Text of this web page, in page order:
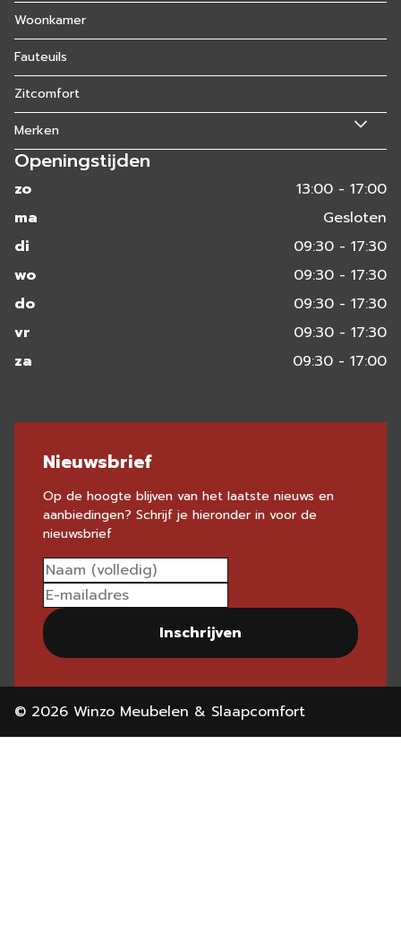
Woonkamer
Fauteuils
Zitcomfort
Merken
Openingstijden
zo
13:00 - 17:00
ma
Gesloten
di
09:30 - 17:30
wo
09:30 - 17:30
do
09:30 - 17:30
vr
09:30 - 17:30
za
09:30 - 17:00
Nieuwsbrief
Op de hoogte blijven van het laatste nieuws en
aanbiedingen? Schrijf je hieronder in voor de
nieuwsbrief
Inschrijven
© 2026 Winzo Meubelen & Slaapcomfort